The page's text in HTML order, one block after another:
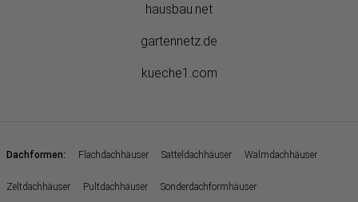
hausbau.net
gartennetz.de
kueche1.com
Dachformen: Flachdachhäuser Satteldachhäuser Walmdachhäuser
Zeltdachhäuser Pultdachhäuser Sonderdachformhäuser